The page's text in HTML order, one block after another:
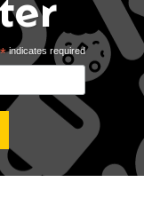
*indicates required